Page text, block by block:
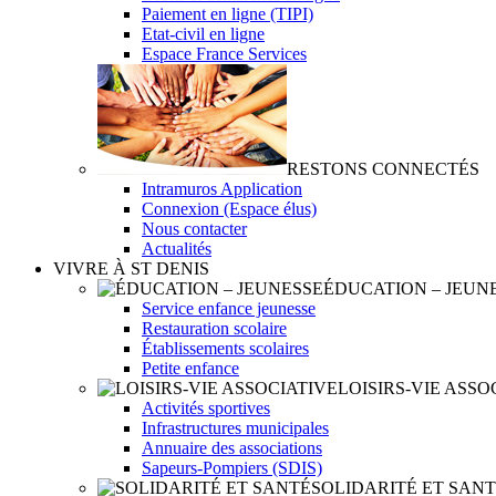
Paiement en ligne (TIPI)
Etat-civil en ligne
Espace France Services
RESTONS CONNECTÉS
Intramuros Application
Connexion (Espace élus)
Nous contacter
Actualités
VIVRE À ST DENIS
ÉDUCATION –
Service enfance jeunesse
Restauration scolaire
Établissements scolaires
Petite enfance
LOISIRS-VIE
Activités sportives
Infrastructures municipales
Annuaire des associations
Sapeurs-Pompiers (SDIS)
SOLIDARITÉ ET